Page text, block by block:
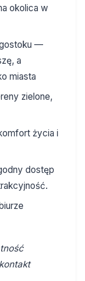
okolica w
—
a
miasta
zielone,
życia i
dostęp